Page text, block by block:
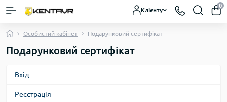
Клієнту
0
Особистий кабінет Подарунковий сертифікат
Подарунковий сертифікат
Вхід
Реєстрація